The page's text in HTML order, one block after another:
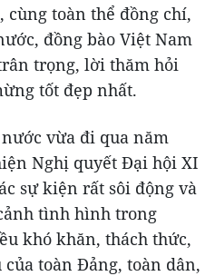
cùng toàn thể đồng chí,
đồng bào Việt Nam
trọng, lời thăm hỏi
tốt đẹp nhất.
vừa đi qua năm
Nghị quyết Đại hội XI
sự kiện rất sôi động và
tình hình trong
khó khăn, thách thức,
toàn Đảng, toàn dân,